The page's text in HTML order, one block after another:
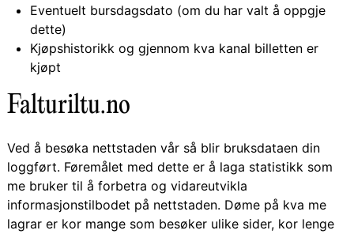
Eventuelt bursdagsdato (om du har valt å oppgje
dette)
Kjøpshistorikk og gjennom kva kanal billetten er
kjøpt
Falturiltu.no
Ved å besøka nettstaden vår så blir bruksdataen din
loggført. Føremålet med dette er å laga statistikk som
me bruker til å forbetra og vidareutvikla
informasjonstilbodet på nettstaden. Døme på kva me
lagrar er kor mange som besøker ulike sider, kor lenge